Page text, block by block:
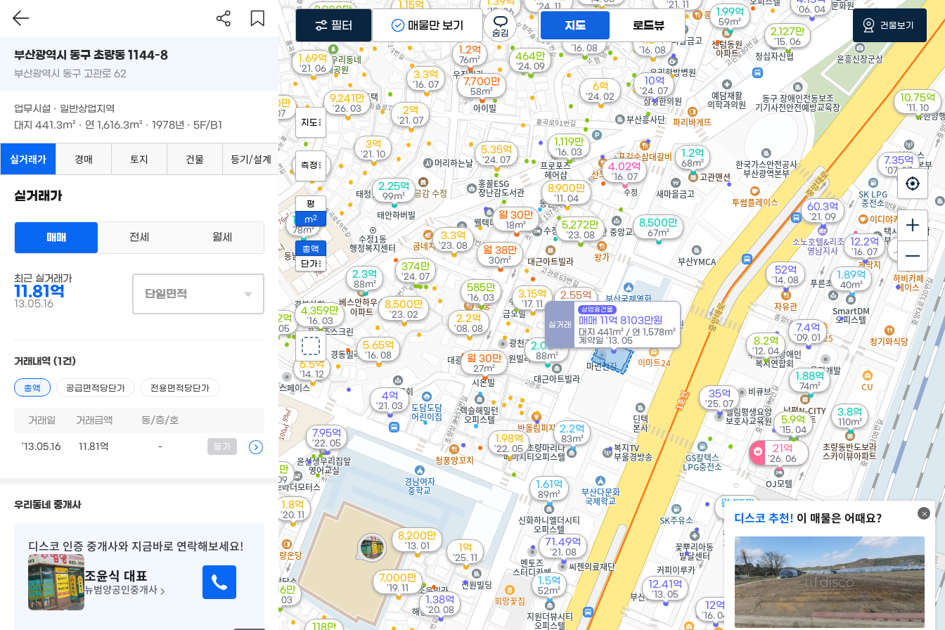
월 38만
30m²
월 55만
34m²
월 30만
18m²
4.5억
113m²
월 30만
27m²
2.2억
83m²
21억
'26. 06
1.88억
74m²
1.61억
89m²
9,241만
'26. 03
3.8억
110m²
2.05억
88m²
1억
'25. 11
2.25억
99m²
7,700만
58m²
35억
'25. 07
8,500만
67m²
'24. 11
464만
'24. 09
374만
'24. 07
5.35억
'24. 07
10억
'24. 07
1.89억
40m²
6억
'24. 02
3.3억
'23. 08
5,272만
'23. 08
1.5억
52m²
3,000만
'23. 07
2.3억
88m²
8,500만
'23. 02
1.5억
78m²
1.99억
59m²
1.98억
'22. 05
7.95억
'22. 05
'21. 11
3억
'21. 10
60.3억
'21. 09
71.49억
'21. 08
2억
'21. 07
1.69억
'21. 06
1.15억
4억
'21. 03
1,016만
'21. 03
1.8억
'20. 11
1.38억
'20. 08
1.2억
68m²
7,000만
'19. 11
6.02억
'18. 05
3.15억
'17. 11
2.55억
'17. 02
957만
'16. 09
5.65억
'16. 08
1.5억
'16. 08
1,661만
'16. 08
12.2억
'16. 07
3.3억
'16. 07
4.02억
'16. 07
12억
'16. 04
4,359만
'16. 03
585만
'16. 03
118만
1,119만
'16. 03
'15. 07
2,127만
'15. 06
'15. 06
5.9억
'15. 04
6.5억
'14. 12
52억
'14. 08
1억
'14. 05
실거래
상업용건물
매매 11억 8103만원
대지 441m² / 연 1,578m²
계약일 '13. 05
12.41억
'13. 05
2,900만
'13. 04
8,200만
'13. 01
1.2억
76m²
8.2억
'12. 04
10.75억
'11. 10
8,900만
'11. 04
7.4억
'09. 01
2.2억
'08. 08
7.35억
'07. 07
'06. 04
디스코 추천! 이 매물은 어때요?
지도 로드뷰
지도
측정
평
m2
총액
단가
필터 매물만 보기 건물보기
부산광역시 동구 초량동 1144-8
부산광역시 동구 고관로 62
업무시설 · 일반상업지역
대지 441.3m² · 연 1,616.3m² · 1978년 · 5F/B1
실거래가 경매 토지 건물 등기/설계
실거래가
매매 전세 월세
최근 실거래가
11.81억
13.05.16
단일면적
거래내역 (1건)
총액 공급면적당단가 전용면적당단가
거래일 거래금액 동/층/호
'13.05.16 11.81억 - 등기
우리동네 중개사
디스코 인증 중개사와 지금바로 연락해보세요!
조윤식 대표
뉴범양공인중개사